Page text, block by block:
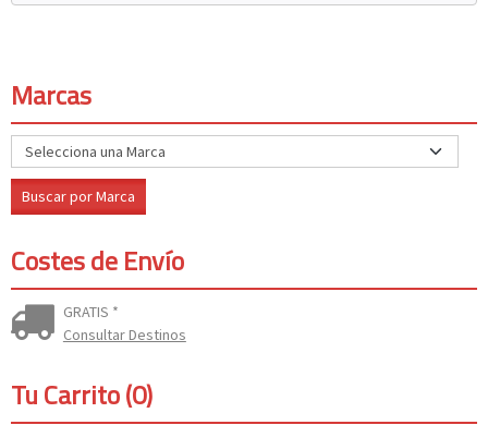
Marcas
Costes de Envío
GRATIS *
Consultar Destinos
Tu Carrito (0)